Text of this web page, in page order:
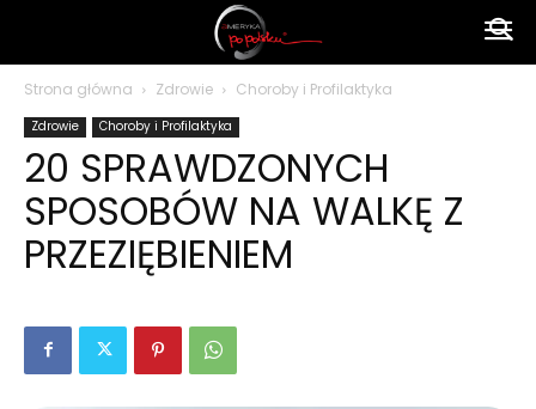
polsku
Strona główna Zdrowie Choroby i Profilaktyka
Zdrowie Choroby i Profilaktyka
20 SPRAWDZONYCH
SPOSOBÓW NA WALKĘ Z
PRZEZIĘBIENIEM